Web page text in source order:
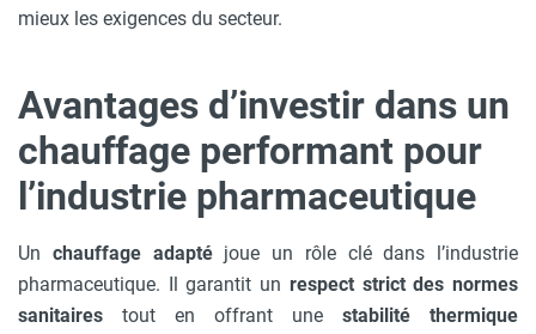
mieux les exigences du secteur.
Avantages d’investir dans un
chauffage performant pour
l’industrie pharmaceutique
Un chauffage adaptéjoue un rôle clé dans l’industrie
pharmaceutique. Il garantit un respect strict des normes
sanitaires tout en offrant une stabilité thermique